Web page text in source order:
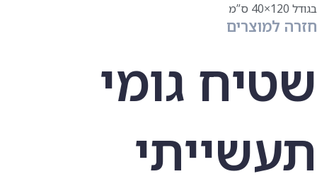
בגודל 120×40 ס”מ
חזרה למוצרים
שטיח גומי
תעשייתי